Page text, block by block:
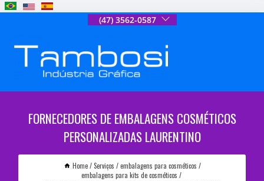
(47) 3562-0587
FORNECEDORES DE EMBALAGENS COSMÉTICOS
PERSONALIZADAS LAURENTINO
Home Serviços
embalagens para cosméticos
embalagens para kits de cosméticos